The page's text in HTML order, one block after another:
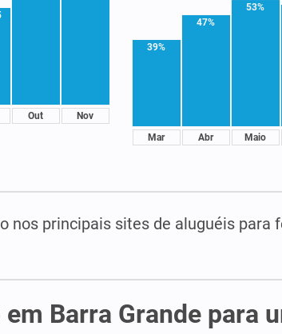
Out Nov
39%
Mar
47%
Abr
53%
Maio
nos principais sites de aluguéis para
Barra Grande para